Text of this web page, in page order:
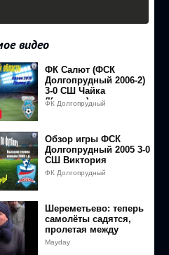
видео
ФК Салют (ФСК
Долгопрудный 2006-2)
3-0 СШ Чайка
(Королев)
ФК Долгопрудный
Обзор игры ФСК
Долгопрудный 2005 3-0
СШ Виктория
ФК Долгопрудный
Шереметьево: теперь
самолёты садятся,
пролетая между
домами
Mayday